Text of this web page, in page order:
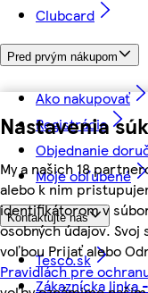
Nastavenia
My a našich 18
alebo k nim
identifikátorom v
osobných údajov.
voľbou Prijať alebo
Pravidlách pre
Clubcard
Pred prvým nákupom
Ako nakupovať
Registrácia
Objednanie
Moje obľúbené
Kontaktujte nás
Tesco.sk
Zákaznícka linka